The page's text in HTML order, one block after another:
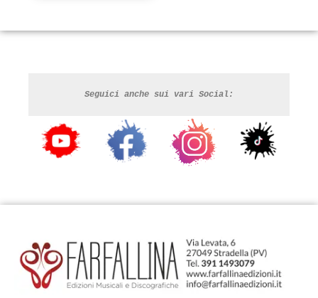
Seguici anche sui vari Social: